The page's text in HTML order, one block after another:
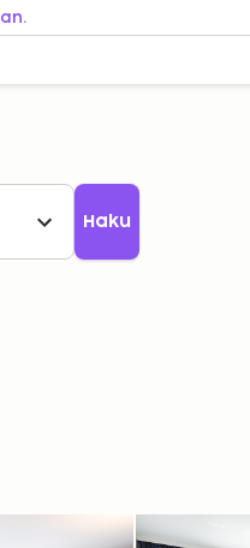
Haku